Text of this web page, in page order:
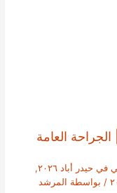
العامة
حيدر أباد ٢٠٢٦
,
/ بواسطة المرشد